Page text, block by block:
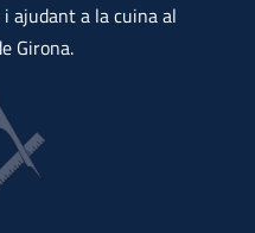
ajudant a la cuina al
Girona.